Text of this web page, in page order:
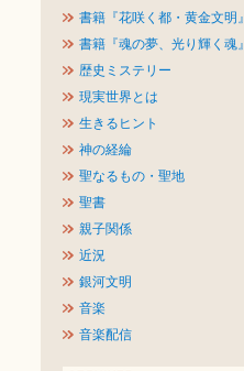
書籍『花咲く都・黄金文明』
書籍『魂の夢、光り輝く魂』
歴史ミステリー
現実世界とは
生きるヒント
神の経綸
聖なるもの・聖地
聖書
親子関係
近況
銀河文明
音楽
音楽配信